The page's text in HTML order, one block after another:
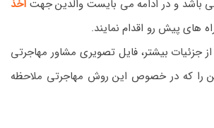
می باشد و در ادامه می بایست والدین جهت اخذ
های پیش رو اقدام نمایند.
جزئیات بیشتر، فایل تصویری مشاور مهاجرتی
را که در خصوص این روش مهاجرتی ملاحظه